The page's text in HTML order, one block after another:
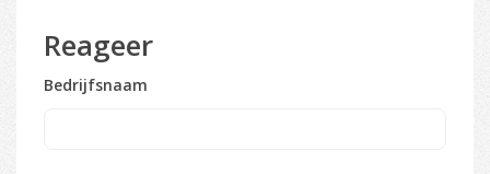
Reageer
Bedrijfsnaam